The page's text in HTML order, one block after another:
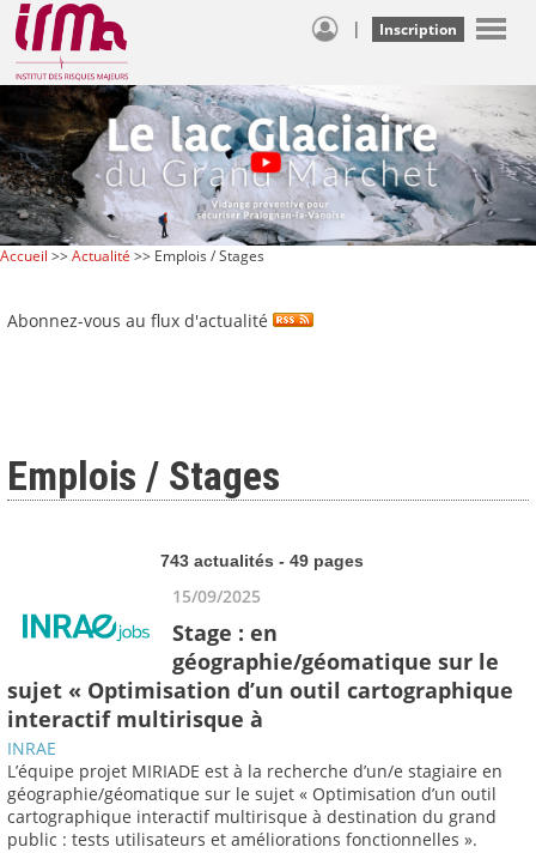
| Inscription
Accueil >>Actualité >> Emplois / Stages
Abonnez-vous au flux d'actualité
Emplois / Stages
743 actualités - 49 pages
15/09/2025
Stage : en
géographie/géomatique sur le
sujet « Optimisation d’un outil cartographique
interactif multirisque à
INRAE
L’équipe projet MIRIADE est à la recherche d’un/e stagiaire en
géographie/géomatique sur le sujet « Optimisation d’un outil
cartographique interactif multirisque à destination du grand
public : tests utilisateurs et améliorations fonctionnelles ».